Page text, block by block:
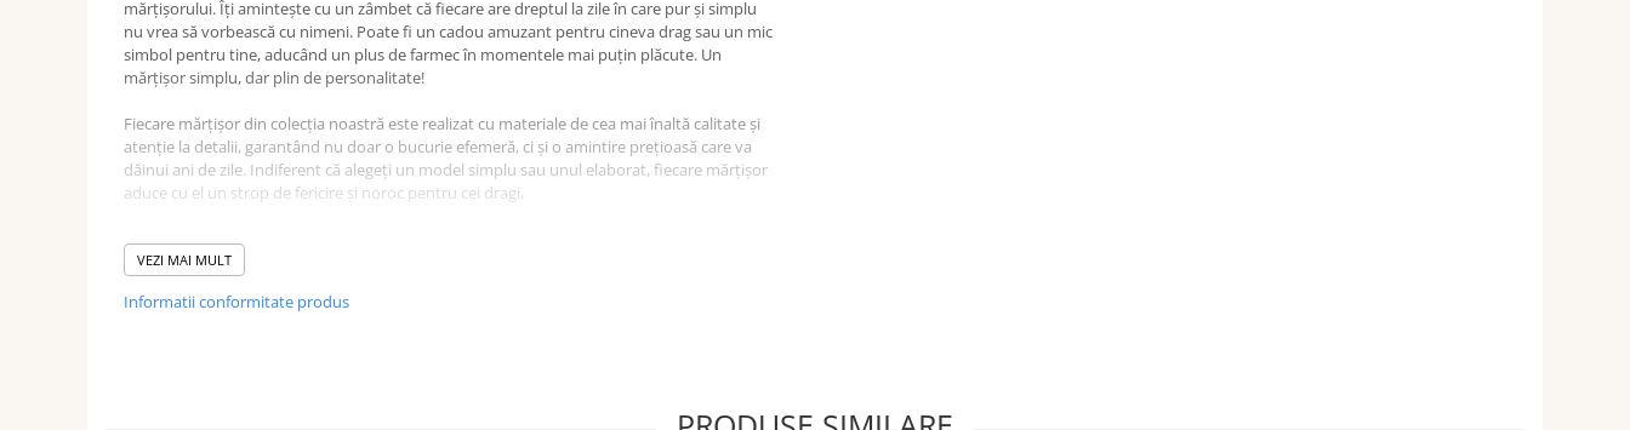
mărțișorului. Îți amintește cu un zâmbet că fiecare are dreptul la zile în care pur și simplu
nu vrea să vorbească cu nimeni. Poate fi un cadou amuzant pentru cineva drag sau un mic
simbol pentru tine, aducând un plus de farmec în momentele mai puțin plăcute. Un
mărțișor simplu, dar plin de personalitate!
Fiecare mărțișor din colecția noastră este realizat cu materiale de cea mai înaltă calitate și
atenție la detalii, garantând nu doar o bucurie efemeră, ci și o amintire prețioasă care va
dăinui ani de zile. Indiferent că alegeți un model simplu sau unul elaborat, fiecare mărțișor
aduce cu el un strop de fericire și noroc pentru cei dragi.
Dimensiuni unitare:
Lungime: 2,5 cm
VEZI MAI MULT
Informatii conformitate produs